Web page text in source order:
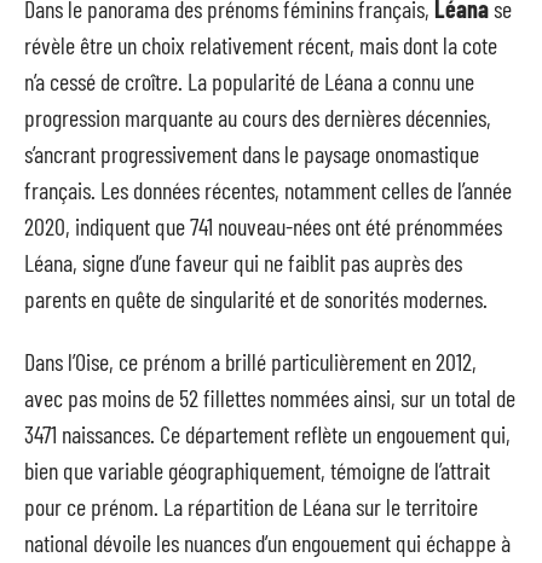
Dans le panorama des prénoms féminins français, Léanase
révèle être un choix relativement récent, mais dont la cote
n’a cessé de croître. La popularité de Léana a connu une
progression marquante au cours des dernières décennies,
s’ancrant progressivement dans le paysage onomastique
français. Les données récentes, notamment celles de l’année
2020, indiquent que 741 nouveau-nées ont été prénommées
Léana, signe d’une faveur qui ne faiblit pas auprès des
parents en quête de singularité et de sonorités modernes.
Dans l’Oise, ce prénom a brillé particulièrement en 2012,
avec pas moins de 52 fillettes nommées ainsi, sur un total de
3471 naissances. Ce département reflète un engouement qui,
bien que variable géographiquement, témoigne de l’attrait
pour ce prénom. La répartition de Léana sur le territoire
national dévoile les nuances d’un engouement qui échappe à